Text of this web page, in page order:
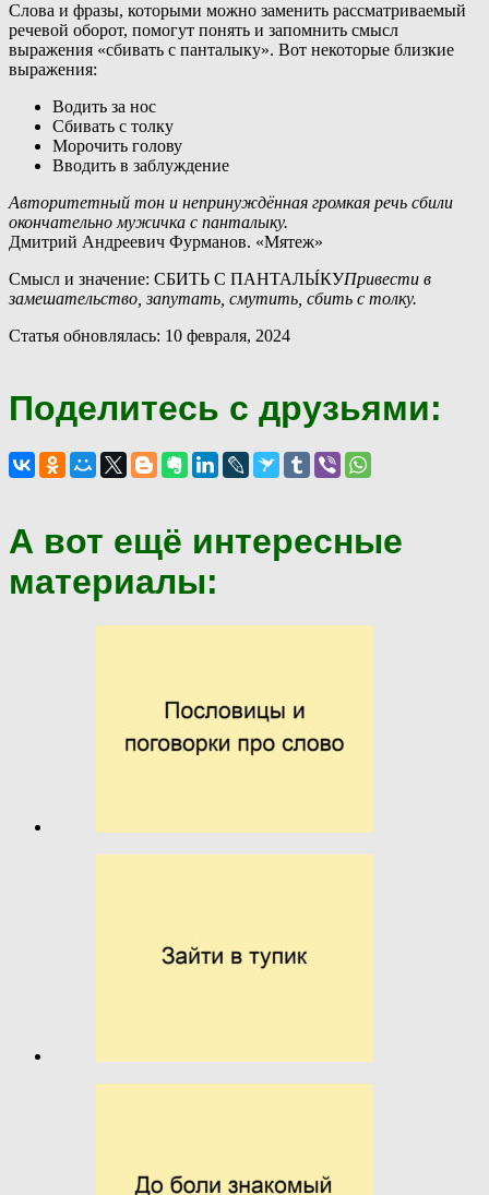
Слова и фразы, которыми можно заменить рассматриваемый
речевой оборот, помогут понять и запомнить смысл
выражения «сбивать с панталыку». Вот некоторые близкие
выражения:
Водить за нос
Сбивать с толку
Морочить голову
Вводить в заблуждение
Авторитетный тон и непринуждённая громкая речь сбили
окончательно мужичка с панталыку.
Дмитрий Андреевич Фурманов. «Мятеж»
Смысл и значение: СБИТЬ С ПАНТАЛЫ́КУПривести в
замешательство, запутать, смутить, сбить с толку.
Статья обновлялась: 10 февраля, 2024
Поделитесь с друзьями:
А вот ещё интересные
материалы: